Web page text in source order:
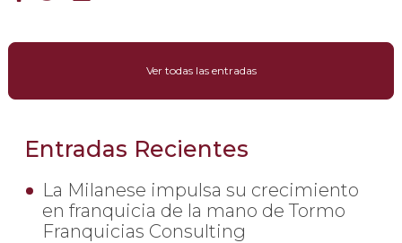
Ver todas las entradas
Entradas Recientes
La Milanese impulsa su crecimiento
en franquicia de la mano de Tormo
Franquicias Consulting